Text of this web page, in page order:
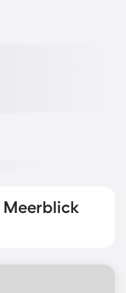
Meerblick